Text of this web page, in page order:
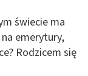
świecie ma
emerytury,
Rodzicem się